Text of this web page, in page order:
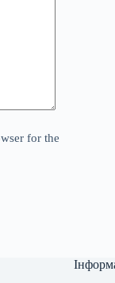
for the